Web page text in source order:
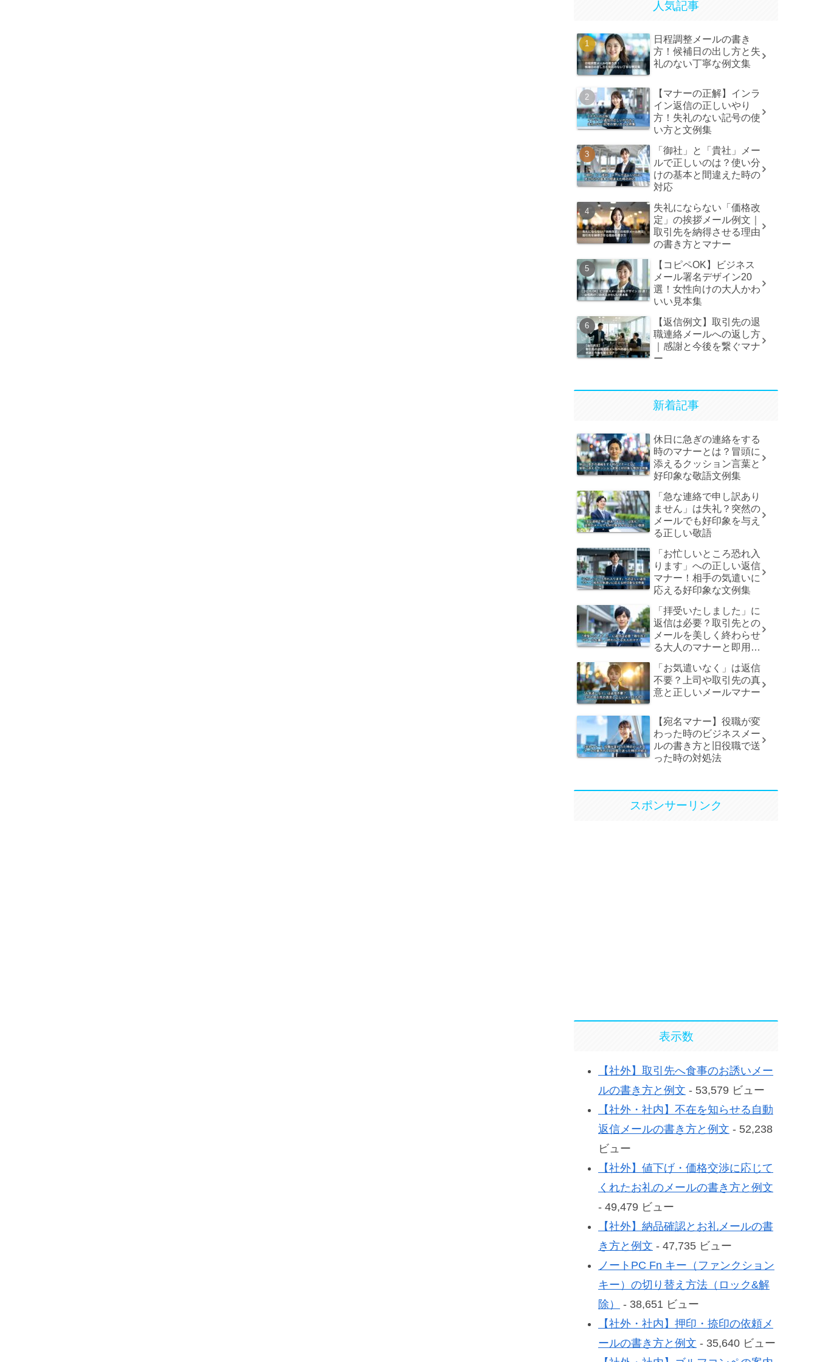
人気記事
日程調整メールの書き
方！候補日の出し方と失
礼のない丁寧な例文集
【マナーの正解】インラ
イン返信の正しいやり
方！失礼のない記号の使
い方と文例集
「御社」と「貴社」メー
ルで正しいのは？使い分
けの基本と間違えた時の
対応
失礼にならない「価格改
定」の挨拶メール例文｜
取引先を納得させる理由
の書き方とマナー
【コピペOK】ビジネス
メール署名デザイン20
選！女性向けの大人かわ
いい見本集
【返信例文】取引先の退
職連絡メールへの返し方
｜感謝と今後を繋ぐマナ
ー
新着記事
休日に急ぎの連絡をする
時のマナーとは？冒頭に
添えるクッション言葉と
好印象な敬語文例集
「急な連絡で申し訳あり
ません」は失礼？突然の
メールでも好印象を与え
る正しい敬語
「お忙しいところ恐れ入
ります」への正しい返信
マナー！相手の気遣いに
応える好印象な文例集
「拝受いたしました」に
返信は必要？取引先との
メールを美しく終わらせ
る大人のマナーと即用文
「お気遣いなく」は返信
不要？上司や取引先の真
意と正しいメールマナー
【宛名マナー】役職が変
わった時のビジネスメー
ルの書き方と旧役職で送
った時の対処法
スポンサーリンク
表示数
【社外】取引先へ食事のお誘いメー
ルの書き方と例文 - 53,579 ビュー
【社外・社内】不在を知らせる自動
返信メールの書き方と例文 - 52,238
ビュー
【社外】値下げ・価格交渉に応じて
くれたお礼のメールの書き方と例文
- 49,479 ビュー
【社外】納品確認とお礼メールの書
き方と例文 - 47,735 ビュー
ノートPC Fn キー（ファンクション
キー）の切り替え方法（ロック&解
除）
- 38,651 ビュー
【社外・社内】押印・捺印の依頼メ
ールの書き方と例文 - 35,640 ビュー